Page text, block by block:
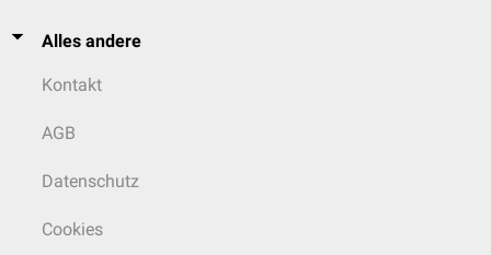
Alles andere
Kontakt
AGB
Datenschutz
Cookies